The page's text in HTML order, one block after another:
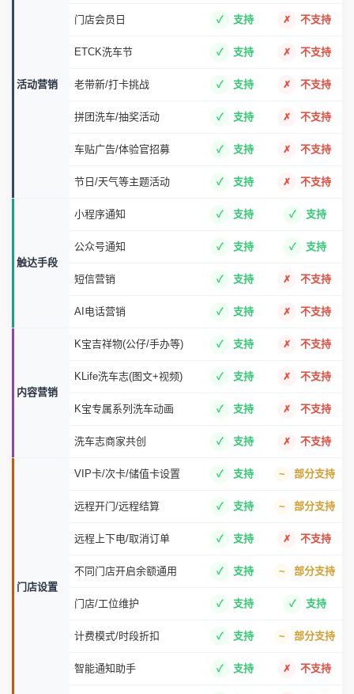
平台K券售卖 支持 不支持
私域营销
门店企微群营销 支持 不支持
店长企微专属服务 支持 不支持
进群发红包等福利 支持 不支持
红包促销/营销 支持 不支持
门店会员日 支持 不支持
ETCK洗车节 支持 不支持
老带新/打卡挑战 支持 不支持
拼团洗车/抽奖活动 支持 不支持
车贴广告/体验官招募 支持 不支持
节日/天气等主题活动 支持 不支持
小程序通知 支持 支持
公众号通知 支持 支持
短信营销 支持 不支持
AI电话营销 支持 不支持
K宝吉祥物(公仔/手办等) 支持 不支持
KLife洗车志(图文+视频) 支持 不支持
K宝专属系列洗车动画 支持 不支持
洗车志商家共创 支持 不支持
VIP卡/次卡/储值卡设置 支持 部分支持
远程开门/远程结算 支持 部分支持